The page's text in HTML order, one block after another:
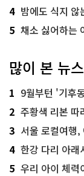
4 밤에도 식지 않
5 채소 싫어하는 아
많이 본 뉴스
1 9월부턴 '기후
2 주황색 리본 따라
3 서울 로컬여행
4 한강 다리 아
5 우리 아이 체력